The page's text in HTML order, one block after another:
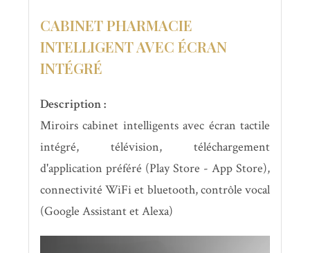
CABINET PHARMACIE
INTELLIGENT AVEC ÉCRAN
INTÉGRÉ
Description :
Miroirs cabinet intelligents avec écran tactile
intégré, télévision, téléchargement
d'application préféré (Play Store - App Store),
connectivité WiFi et bluetooth, contrôle vocal
(Google Assistant et Alexa)